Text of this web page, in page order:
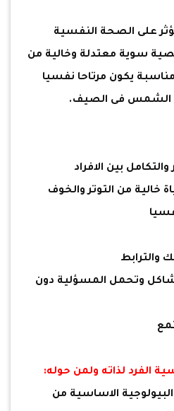
على الصحة النفسية
سوية معتدلة وخالية من
يكون مرتاحا نفسيا
الشمس فى الصيف.
بين الافراد
خالية من التوتر والخوف
والترابط
وتحمل المسؤلية دون
الفرد لذاته ولمن حوله:
البيولوجية الاساسية من